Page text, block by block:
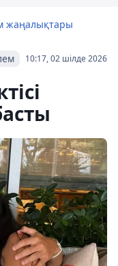
жаңалықтары
10:17, 02 шілде 2026